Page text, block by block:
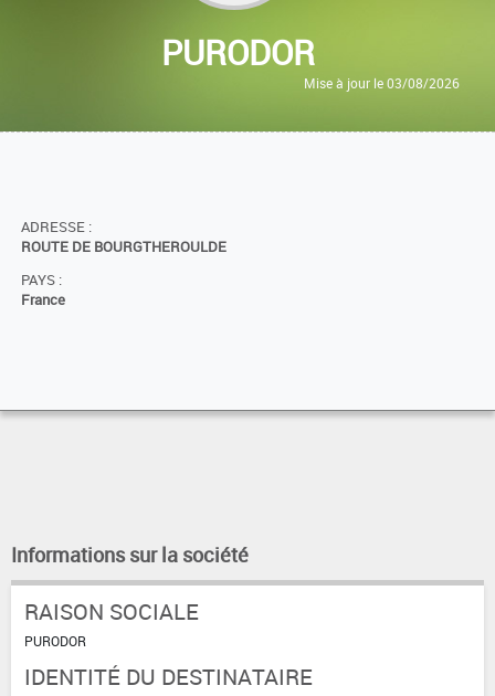
PURODOR
Mise à jour le 03/08/2026
ADRESSE :
ROUTE DE BOURGTHEROULDE
PAYS :
France
Informations sur la société
RAISON SOCIALE
PURODOR
IDENTITÉ DU DESTINATAIRE